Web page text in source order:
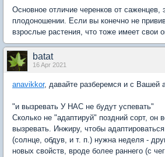
Основное отличие черенков от саженцев,
плодоношении. Если вы конечно не
взрослые растения, что тоже имеет свои
batat
16 Apr 2021
anavikkor, давайте разберемся и с Вашей
"и вызревать У НАС не будут успевать"
Сколько не "адаптируй" поздний сорт, он
вызревать. Инжиру, чтобы
(солнце, обдув, и т. п.) нужна неделя -
новых свойств, вроде более раннего (с